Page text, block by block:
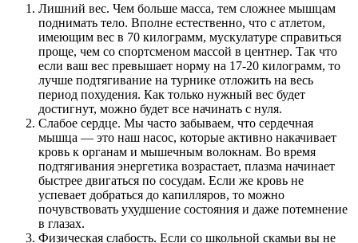
Лишний вес. Чем больше масса, тем сложнее мышцам
поднимать тело. Вполне естественно, что с атлетом,
имеющим вес в 70 килограмм, мускулатуре справиться
проще, чем со спортсменом массой в центнер. Так что
если ваш вес превышает норму на 17-20 килограмм, то
лучше подтягивание на турнике отложить на весь
период похудения. Как только нужный вес будет
достигнут, можно будет все начинать с нуля.
Слабое сердце. Мы часто забываем, что сердечная
мышца — это наш насос, которые активно накачивает
кровь к органам и мышечным волокнам. Во время
подтягивания энергетика возрастает, плазма начинает
быстрее двигаться по сосудам. Если же кровь не
успевает добраться до капилляров, то можно
почувствовать ухудшение состояния и даже потемнение
в глазах.
Физическая слабость. Если со школьной скамьи вы не